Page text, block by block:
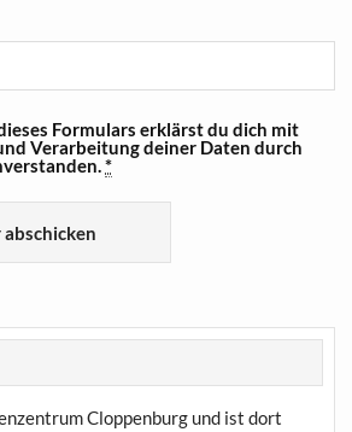
Formulars erklärst du dich mit
Verarbeitung deiner Daten durch
*
Cloppenburg und ist dort